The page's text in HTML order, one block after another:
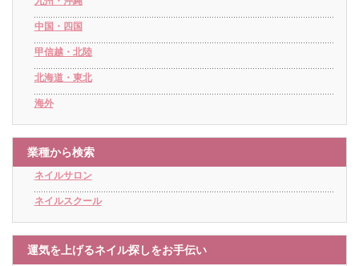
中国・四国
甲信越・北陸
北海道・東北
海外
業種から検索
ネイルサロン
ネイルスクール
運気を上げるネイル探しをお手伝い